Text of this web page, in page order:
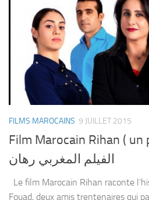
FILMS MAROCAINS 9 JUILLET 2015
Film Marocain Rihan ( un
الفيلم المغربي رهان
Le film Marocain Rihan raconte
Fouad, deux amis trentenaires qui